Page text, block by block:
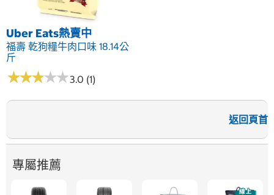
Uber Eats熱賣中
福壽 乾狗糧牛肉口味 18.14公
斤
★★★★★
★★★★★3.0 (1)
返回頁首
專屬推薦